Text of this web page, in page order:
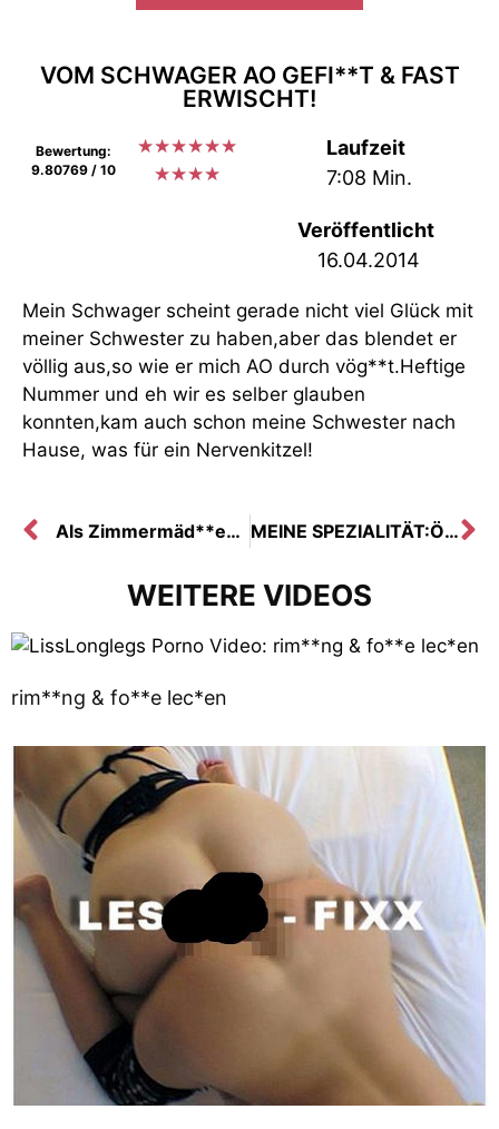
VOM SCHWAGER AO GEFI**T & FAST
ERWISCHT!
Bewertung:
9.80769 / 10
★★★★★★
★★★★
Laufzeit
7:08 Min.
Veröffentlicht
16.04.2014
Mein Schwager scheint gerade nicht viel Glück mit
meiner Schwester zu haben,aber das blendet er
völlig aus,so wie er mich AO durch vög**t.Heftige
Nummer und eh wir es selber glauben
konnten,kam auch schon meine Schwester nach
Hause, was für ein Nervenkitzel!
Als Zimmermäd**en durch fremde Betten…. MEINE SPEZIALITÄT:Öliges Abmelken
WEITERE VIDEOS
rim**ng & fo**e lec*en